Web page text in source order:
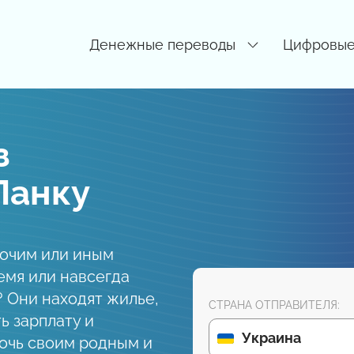
Денежные переводы
или иным
или навсегда
Они находят жилье,
зарплату и
своим родным и
СТРАНА ОТПРАВИТЕЛЯ:
Украина